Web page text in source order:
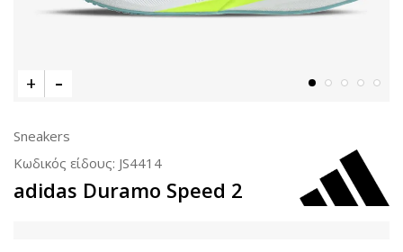
Sneakers
Κωδικός είδους: JS4414
adidas Duramo Speed 2